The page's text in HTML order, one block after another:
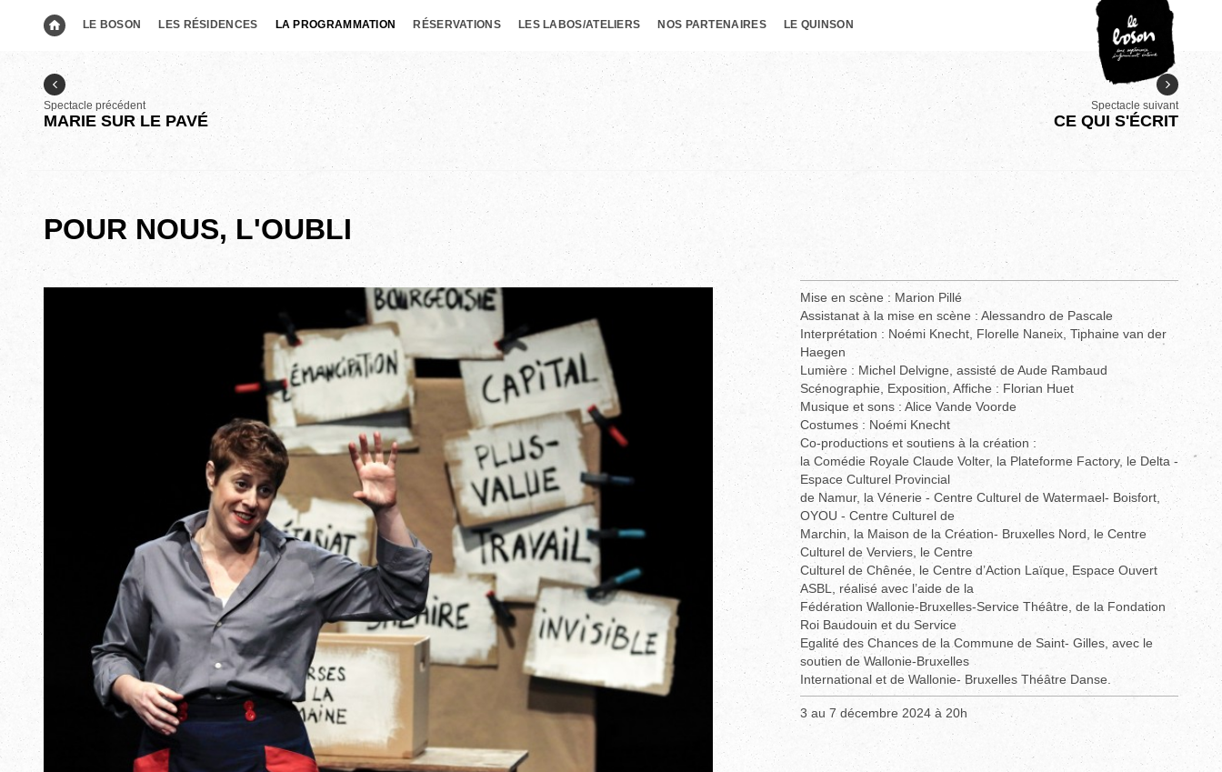
LE BOSON LES RÉSIDENCES LA PROGRAMMATION RÉSERVATIONS LES LABOS/ATELIERS NOS PARTENAIRES LE QUINSON
Spectacle précédent
MARIE SUR LE PAVÉ
Spectacle suivant
CE QUI S'ÉCRIT
POUR NOUS, L'OUBLI
Mise en scène : Marion Pillé
Assistanat à la mise en scène : Alessandro de Pascale
Interprétation : Noémi Knecht, Florelle Naneix, Tiphaine van der
Haegen
Lumière : Michel Delvigne, assisté de Aude Rambaud
Scénographie, Exposition, Affiche : Florian Huet
Musique et sons : Alice Vande Voorde
Costumes : Noémi Knecht
Co-productions et soutiens à la création :
la Comédie Royale Claude Volter, la Plateforme Factory, le Delta -
Espace Culturel Provincial
de Namur, la Vénerie - Centre Culturel de Watermael- Boisfort,
OYOU - Centre Culturel de
Marchin, la Maison de la Création- Bruxelles Nord, le Centre
Culturel de Verviers, le Centre
Culturel de Chênée, le Centre d’Action Laïque, Espace Ouvert
ASBL, réalisé avec l’aide de la
Fédération Wallonie-Bruxelles-Service Théâtre, de la Fondation
Roi Baudouin et du Service
Egalité des Chances de la Commune de Saint- Gilles, avec le
soutien de Wallonie-Bruxelles
International et de Wallonie- Bruxelles Théâtre Danse.
3 au 7 décembre 2024 à 20h